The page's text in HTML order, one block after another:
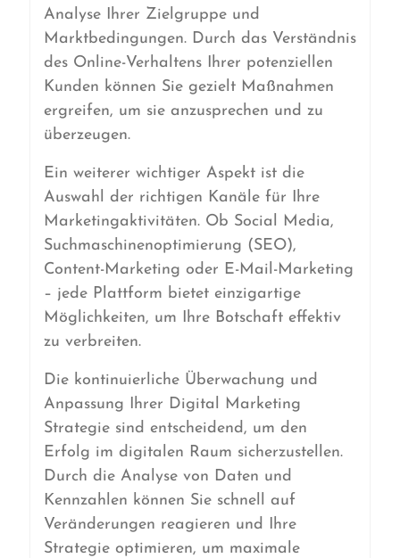
Analyse Ihrer Zielgruppe und
Marktbedingungen. Durch das Verständnis
des Online-Verhaltens Ihrer potenziellen
Kunden können Sie gezielt Maßnahmen
ergreifen, um sie anzusprechen und zu
überzeugen.
Ein weiterer wichtiger Aspekt ist die
Auswahl der richtigen Kanäle für Ihre
Marketingaktivitäten. Ob Social Media,
Suchmaschinenoptimierung (SEO),
Content-Marketing oder E-Mail-Marketing
– jede Plattform bietet einzigartige
Möglichkeiten, um Ihre Botschaft effektiv
zu verbreiten.
Die kontinuierliche Überwachung und
Anpassung Ihrer Digital Marketing
Strategie sind entscheidend, um den
Erfolg im digitalen Raum sicherzustellen.
Durch die Analyse von Daten und
Kennzahlen können Sie schnell auf
Veränderungen reagieren und Ihre
Strategie optimieren, um maximale